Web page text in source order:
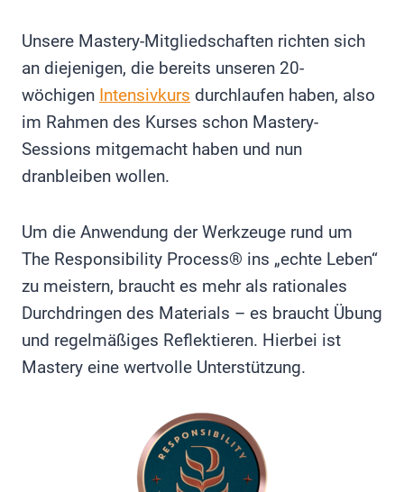
Unsere Mastery-Mitgliedschaften richten sich
an diejenigen, die bereits unseren 20-
wöchigen Intensivkurs durchlaufen haben, also
im Rahmen des Kurses schon Mastery-
Sessions mitgemacht haben und nun
dranbleiben wollen.
Um die Anwendung der Werkzeuge rund um
The Responsibility Process® ins „echte Leben“
zu meistern, braucht es mehr als rationales
Durchdringen des Materials – es braucht Übung
und regelmäßiges Reflektieren. Hierbei ist
Mastery eine wertvolle Unterstützung.